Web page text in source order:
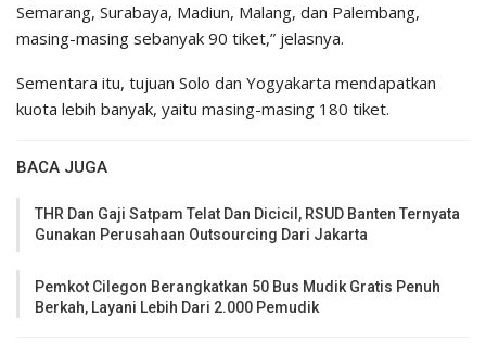
Semarang, Surabaya, Madiun, Malang, dan Palembang,
masing-masing sebanyak 90 tiket,” jelasnya.
Sementara itu, tujuan Solo dan Yogyakarta mendapatkan
kuota lebih banyak, yaitu masing-masing 180 tiket.
BACA JUGA
THR Dan Gaji Satpam Telat Dan Dicicil, RSUD Banten Ternyata
Gunakan Perusahaan Outsourcing Dari Jakarta
Pemkot Cilegon Berangkatkan 50 Bus Mudik Gratis Penuh
Berkah, Layani Lebih Dari 2.000 Pemudik